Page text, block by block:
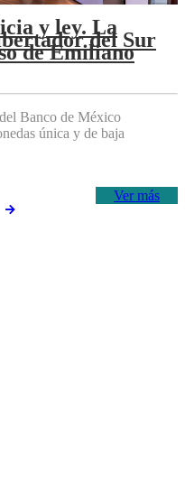
y ley. La
del Sur
de Emiliano
Banco de México
única y de baja
Ver más